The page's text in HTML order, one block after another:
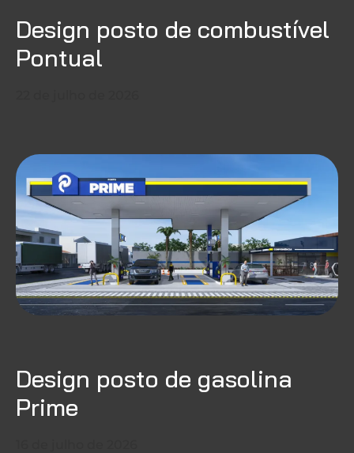
Design posto de combustível
Pontual
Design posto de gasolina
Prime